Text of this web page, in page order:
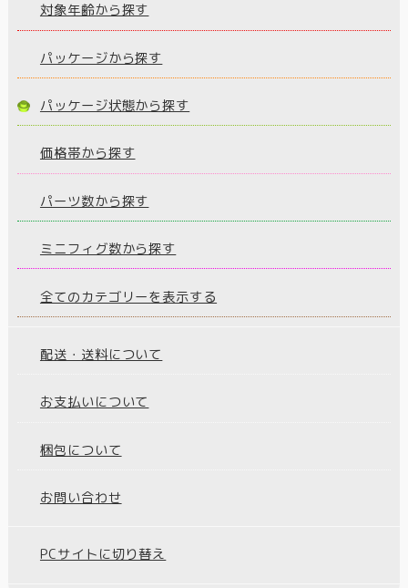
対象年齢から探す
パッケージから探す
パッケージ状態から探す
価格帯から探す
パーツ数から探す
ミニフィグ数から探す
全てのカテゴリーを表示する
配送・送料について
お支払いについて
梱包について
お問い合わせ
PCサイトに切り替え